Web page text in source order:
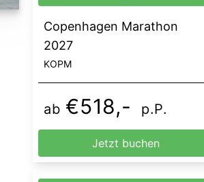
Copenhagen Marathon
2027
KOPM
ab €518,- p.P.
Jetzt buchen